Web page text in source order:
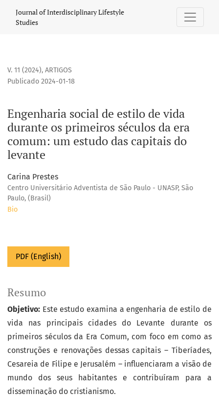
Engenharia social de estilo de vida durante os primeiros
Journal of Interdisciplinary Lifestyle
Studies
V. 11 (2024), ARTIGOS
Engenharia social de estilo de vida
durante os primeiros séculos da era
comum: um estudo das capitais do
levante
Publicado 2024-01-18
Carina Prestes
Centro Universitário Adventista de São Paulo - UNASP, São
Paulo, (Brasil)
Bio
PDF (English)
Resumo
Objetivo: Este estudo examina a engenharia de estilo de
vida nas principais cidades do Levante durante os
primeiros séculos da Era Comum, com foco em como as
construções e renovações dessas capitais – Tiberíades,
Cesareia de Filipe e Jerusalém – influenciaram a visão de
mundo dos seus habitantes e contribuíram para a
disseminação do cristianismo.